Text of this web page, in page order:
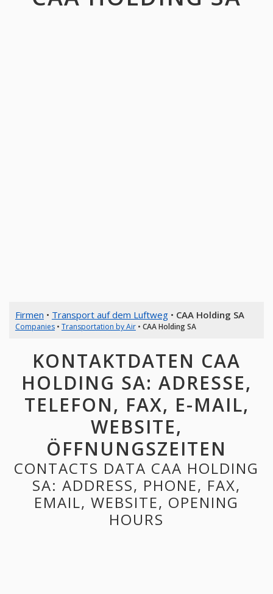
Firmen • Transport auf dem Luftweg• CAA Holding SA
Companies• Transportation by Air• CAA Holding SA
KONTAKTDATEN CAA
HOLDING SA: ADRESSE,
TELEFON, FAX, E-MAIL,
WEBSITE,
ÖFFNUNGSZEITEN
CONTACTS DATA CAA HOLDING
SA: ADDRESS, PHONE, FAX,
EMAIL, WEBSITE, OPENING
HOURS